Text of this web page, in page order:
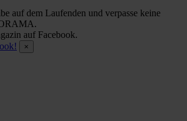
auf dem Laufenden und verpasse keine
auf Facebook.
×